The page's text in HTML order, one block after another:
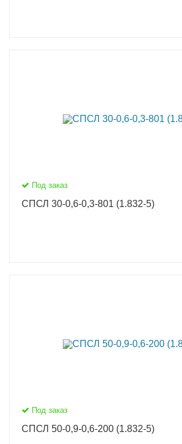
Под заказ
СПСЛ 30-0,6-0,3-801 (1.832-5)
Под заказ
СПСЛ 50-0,9-0,6-200 (1.832-5)